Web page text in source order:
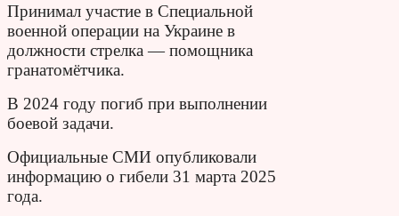
Принимал участие в Специальной
военной операции на Украине в
должности стрелка — помощника
гранатомётчика.
В 2024 году погиб при выполнении
боевой задачи.
Официальные СМИ опубликовали
информацию о гибели 31 марта 2025
года.